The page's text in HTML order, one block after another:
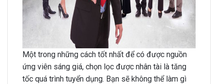
Một trong những cách tốt nhất để có được nguồn
ứng viên sáng giá, chọn lọc được nhân tài là tăng
tốc quá trình tuyển dụng. Bạn sẽ không thể làm gì